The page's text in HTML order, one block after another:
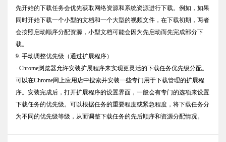
先开始的下载任务会优先获取网络资源和系统资源进行下载。例如，如果
同时开始下载一个小型的文档和一个大型的视频文件，在下载初期，两者
会按照启动顺序分配资源，小型文档可能会因为先启动而先完成部分下
载。
9. 手动调整优先级（通过扩展程序）
- Chrome浏览器允许安装扩展程序来实现更灵活的下载任务优先级分配。
可以在Chrome网上应用店中搜索并安装一些专门用于下载管理的扩展程
序。安装完成后，打开扩展程序的设置界面，一般会有专门的选项来设置
下载任务的优先级。可以根据任务的重要程度或紧急程度，将下载任务分
为不同的优先级等级，从而调整下载任务的先后顺序和资源分配情况。